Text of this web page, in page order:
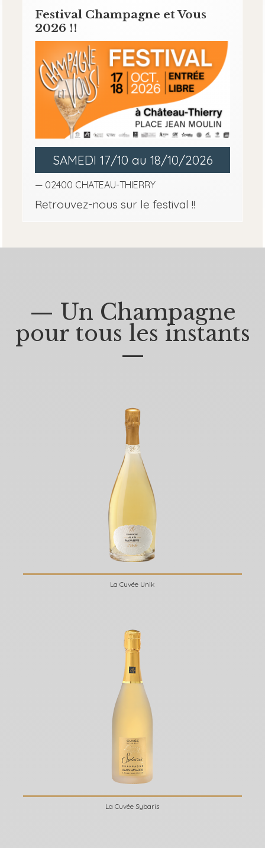
Festival Champagne et Vous
2026 !!
SAMEDI 17/10 au 18/10/2026
— 02400 CHATEAU-THIERRY
Retrouvez-nous sur le festival !!
— Un Champagne
pour tous les instants
—
La Cuvée Unik
La Cuvée Sybaris